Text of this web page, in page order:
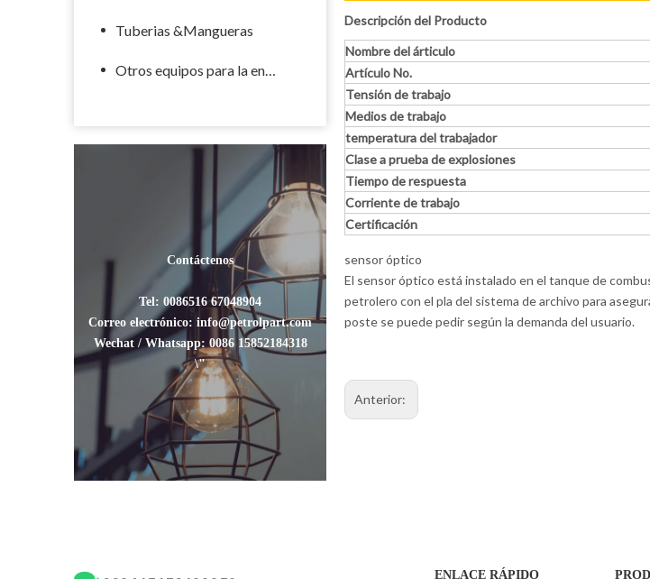
Tuberias &Mangueras
Otros equipos para la energía
Contáctenos
Tel: 0086516 67048904
Correo electrónico: info@petrolpart.com
Wechat / Whatsapp: 0086 15852184318
\"
Descripción del Producto
Nombre del árticulo
Artículo No.
Tensión de trabajo
Medios de trabajo
temperatura del trabajador
Clase a prueba de explosiones
Tiempo de respuesta
Corriente de trabajo
Certificación
sensor óptico
El sensor óptico está instalado en el tanque de
petrolero con el pla del sistema de archivo para
poste se puede pedir según la demanda del usuario.
Anterior:
ENLACE RÁPIDO